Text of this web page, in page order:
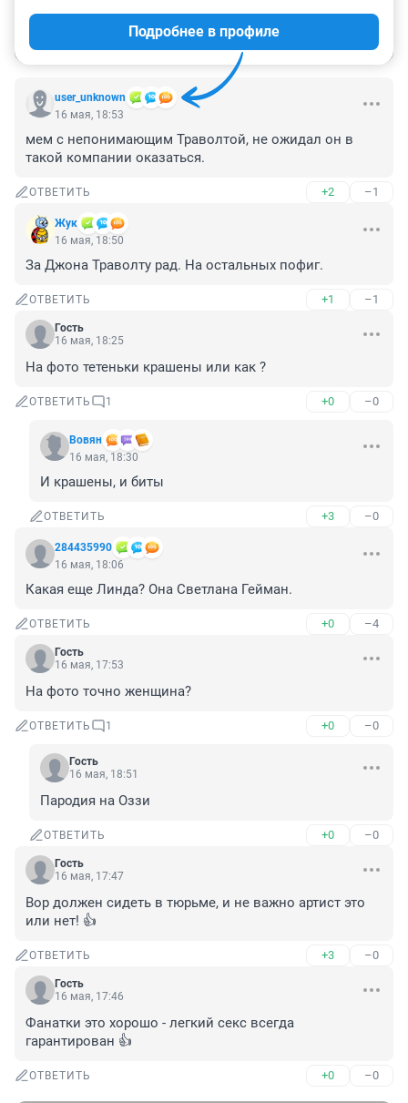
user_unknown
Подробнее в профиле
16 мая, 18:53
мем с непонимающим Траволтой, не ожидал он в
такой компании оказаться.
ОТВЕТИТЬ +2 –1
Жук
16 мая, 18:50
За Джона Траволту рад. На остальных пофиг.
ОТВЕТИТЬ +1 –1
Гость
16 мая, 18:25
На фото тетеньки крашены или как ?
ОТВЕТИТЬ 1 +0 –0
Вовян
16 мая, 18:30
И крашены, и биты
ОТВЕТИТЬ +3 –0
284435990
16 мая, 18:06
Какая еще Линда? Она Светлана Гейман.
ОТВЕТИТЬ +0 –4
Гость
16 мая, 17:53
На фото точно женщина?
ОТВЕТИТЬ 1 +0 –0
Гость
16 мая, 18:51
Пародия на Оззи
ОТВЕТИТЬ +0 –0
Гость
16 мая, 17:47
Вор должен сидеть в тюрьме, и не важно артист это
или нет! 👍
ОТВЕТИТЬ +3 –0
Гость
16 мая, 17:46
Фанатки это хорошо - легкий секс всегда
гарантирован 👍
ОТВЕТИТЬ +0 –0